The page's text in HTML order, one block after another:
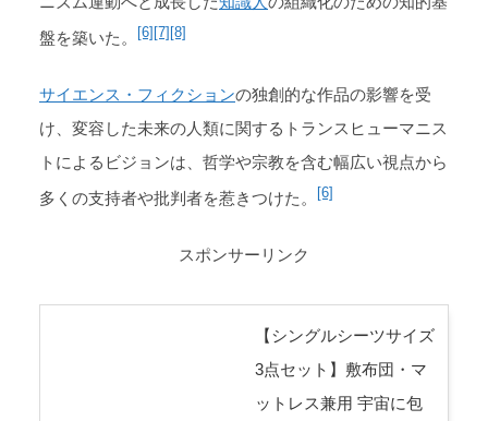
盤を築いた。
[6] [7] [8]
サイエンス・フィクションの独創的な作品の影響を受
け、変容した未来の人類に関するトランスヒューマニス
トによるビジョンは、哲学や宗教を含む幅広い視点から
多くの支持者や批判者を惹きつけた。
[6]
スポンサーリンク
【シングルシーツサイズ
3点セット】敷布団・マ
ットレス兼用 宇宙に包